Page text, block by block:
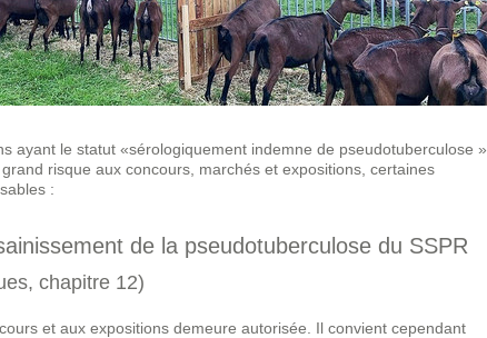
ayant le statut «sérologiquement indemne de pseudotuberculose »
risque aux concours, marchés et expositions, certaines
:
de la pseudotuberculose du SSPR
chapitre 12)
et aux expositions demeure autorisée. Il convient cependant